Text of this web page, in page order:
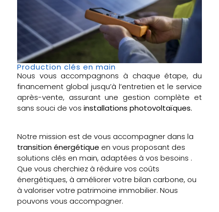
Production clés en main
Nous vous accompagnons à chaque étape, du
financement global jusqu’à l’entretien et le service
après-vente, assurant une gestion complète et
sans souci de vos installations photovoltaïques.
Notre mission est de vous accompagner dans la
transition énergétique en vous proposant des
solutions clés en main, adaptées à vos besoins .
Que vous cherchiez à réduire vos coûts
énergétiques, à améliorer votre bilan carbone, ou
à valoriser votre patrimoine immobilier. Nous
pouvons vous accompagner.